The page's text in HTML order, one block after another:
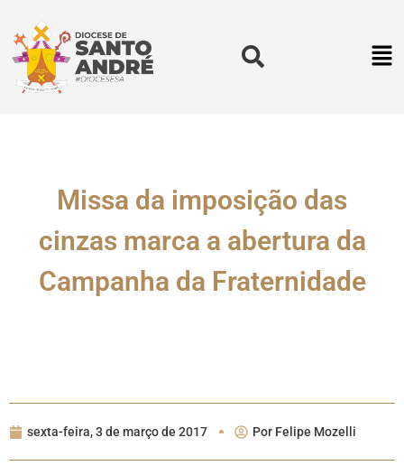
Missa da imposição das
cinzas marca a abertura da
Campanha da Fraternidade
sexta-feira, 3 de março de 2017 Por Felipe Mozelli